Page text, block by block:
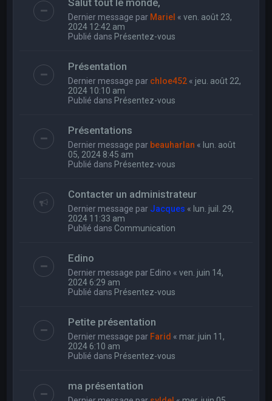
Dernier message par Mariel «ven. août 23,
2024 12:42 am
Publié dans Présentez-vous
Présentation
Dernier message par chloe452 « jeu. août 22,
2024 10:10 am
Publié dans Présentez-vous
Présentations
Dernier message par beauharlan « lun. août
05, 2024 8:45 am
Publié dans Présentez-vous
Contacter un administrateur
Dernier message par Jacques « lun. juil. 29,
2024 11:33 am
Publié dans Communication
Edino
Dernier message par Edino «ven. juin 14,
2024 6:29 am
Publié dans Présentez-vous
Petite présentation
Dernier message par Farid « mar. juin 11,
2024 6:10 am
Publié dans Présentez-vous
ma présentation